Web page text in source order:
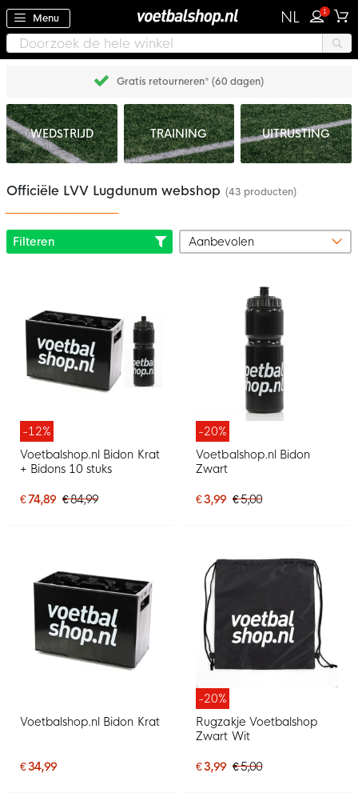
Menu NL 1
Gratis retourneren* (60 dagen)
WEDSTRIJD TRAINING UITRUSTING
Officiële LVV Lugdunum webshop (43 producten)
Filteren
-12%
Voetbalshop.nl Bidon Krat
+ Bidons 10 stuks
€ 74,89 € 84,99
-20%
Voetbalshop.nl Bidon
Zwart
€ 3,99 € 5,00
Voetbalshop.nl Bidon Krat
€ 34,99
-20%
Rugzakje Voetbalshop
Zwart Wit
€ 3,99 € 5,00